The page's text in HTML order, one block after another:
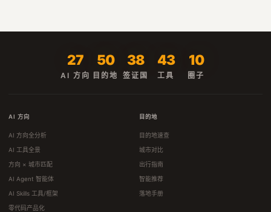
27
AI 方向
50
目的地
38
签证国
43
工具
10
圈子
AI 方向
AI 方向全分析
AI 工具全景
方向 × 城市匹配
AI Agent 智能体
AI Skills 工具/框架
零代码产品化
目的地
目的地速查
城市对比
出行指南
智能推荐
落地手册